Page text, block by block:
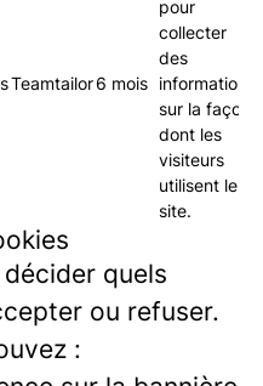
Teamtailor6 mois
pour
collecter
des
informations
sur la façon
dont les
visiteurs
utilisent le
site.
quels
ou refuser.
: